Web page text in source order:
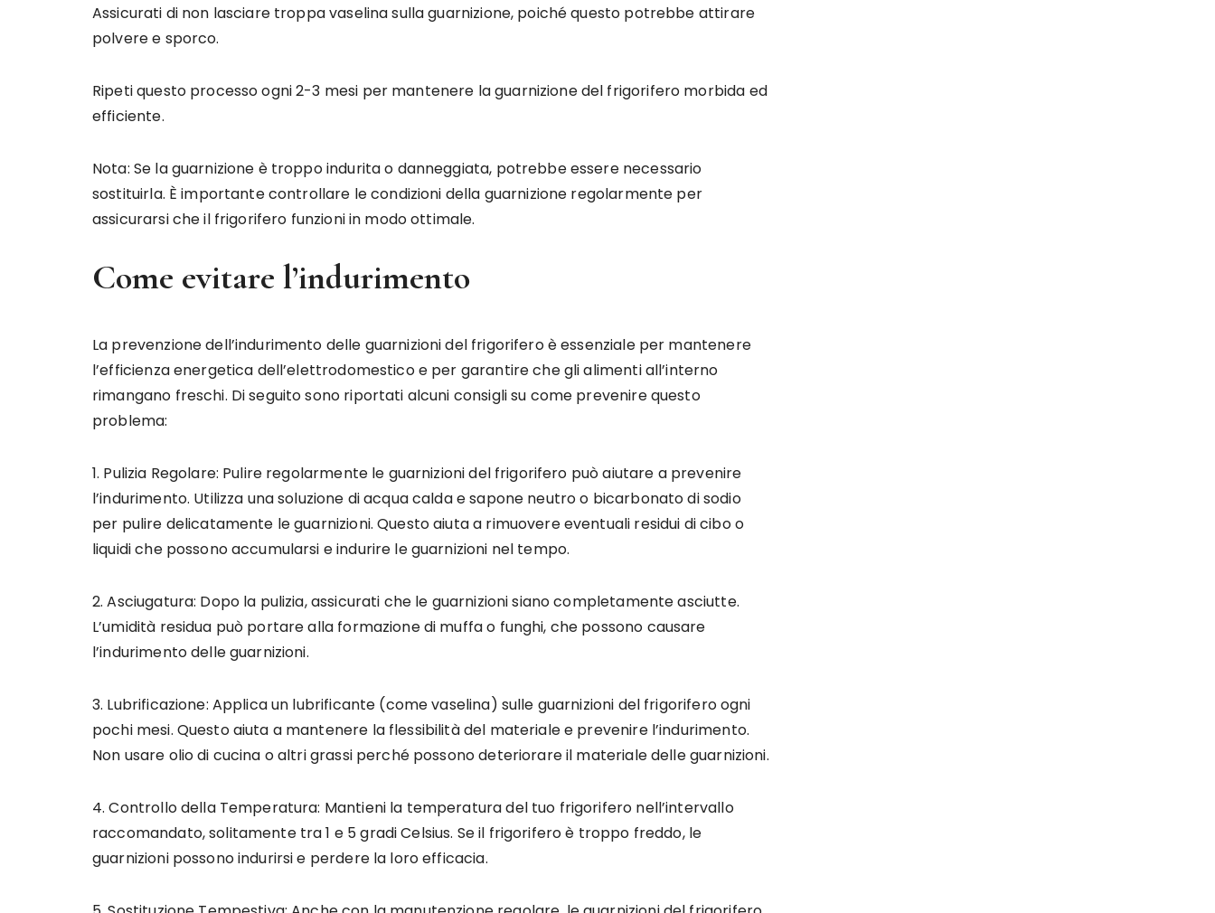
Assicurati di non lasciare troppa vaselina sulla guarnizione, poiché questo potrebbe attirare
polvere e sporco.
Ripeti questo processo ogni 2-3 mesi per mantenere la guarnizione del frigorifero morbida ed
efficiente.
Nota: Se la guarnizione è troppo indurita o danneggiata, potrebbe essere necessario
sostituirla. È importante controllare le condizioni della guarnizione regolarmente per
assicurarsi che il frigorifero funzioni in modo ottimale.
Come evitare l’indurimento
La prevenzione dell’indurimento delle guarnizioni del frigorifero è essenziale per mantenere
l’efficienza energetica dell’elettrodomestico e per garantire che gli alimenti all’interno
rimangano freschi. Di seguito sono riportati alcuni consigli su come prevenire questo
problema:
1. Pulizia Regolare: Pulire regolarmente le guarnizioni del frigorifero può aiutare a prevenire
l’indurimento. Utilizza una soluzione di acqua calda e sapone neutro o bicarbonato di sodio
per pulire delicatamente le guarnizioni. Questo aiuta a rimuovere eventuali residui di cibo o
liquidi che possono accumularsi e indurire le guarnizioni nel tempo.
2. Asciugatura: Dopo la pulizia, assicurati che le guarnizioni siano completamente asciutte.
L’umidità residua può portare alla formazione di muffa o funghi, che possono causare
l’indurimento delle guarnizioni.
3. Lubrificazione: Applica un lubrificante (come vaselina) sulle guarnizioni del frigorifero ogni
pochi mesi. Questo aiuta a mantenere la flessibilità del materiale e prevenire l’indurimento.
Non usare olio di cucina o altri grassi perché possono deteriorare il materiale delle guarnizioni.
4. Controllo della Temperatura: Mantieni la temperatura del tuo frigorifero nell’intervallo
raccomandato, solitamente tra 1 e 5 gradi Celsius. Se il frigorifero è troppo freddo, le
guarnizioni possono indurirsi e perdere la loro efficacia.